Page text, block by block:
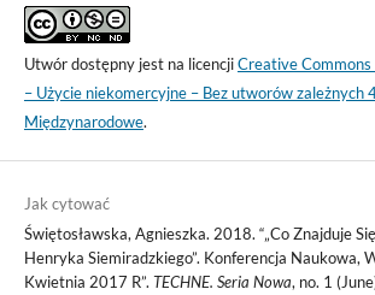
Utwór dostępny jest na licencjiCreative
– Użycie niekomercyjne – Bez utworów zależnych
Międzynarodowe.
Jak cytować
Świętosławska, Agnieszka. 2018. “„Co Znajduje
Henryka Siemiradzkiego”. Konferencja Naukowa,
Kwietnia 2017 R”. TECHNE. Seria Nowa, no. 1